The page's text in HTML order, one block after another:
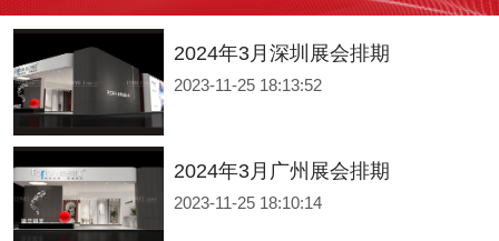
2024年3月深圳展会排期
2023-11-25 18:13:52
2023-11-25 18:10:14